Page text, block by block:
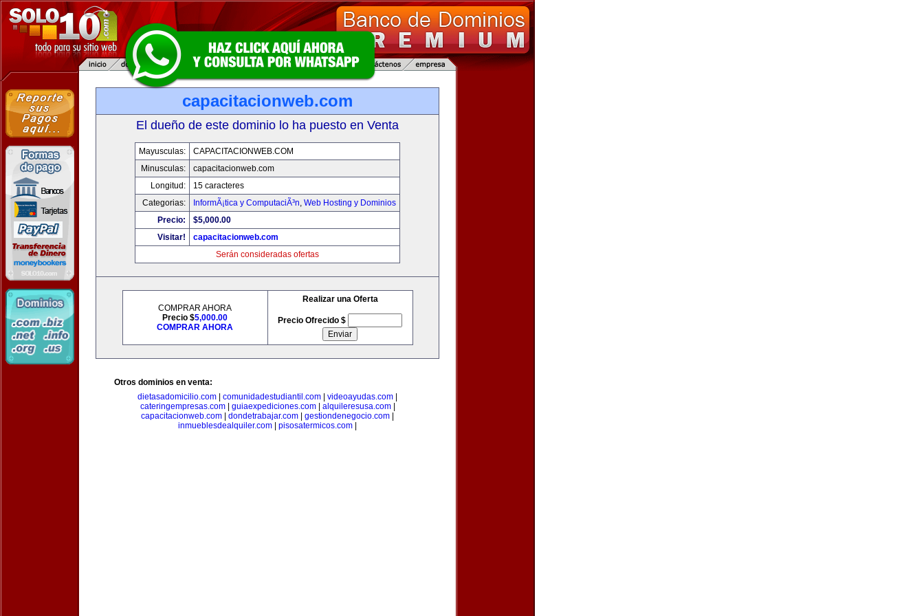
capacitacionweb.com
El dueño de este dominio lo ha puesto en Venta
Mayusculas:
CAPACITACIONWEB.COM
Minusculas:
capacitacionweb.com
Longitud:
15 caracteres
Categorias:
InformÃ¡tica y ComputaciÃ³n, Web Hosting y Dominios
Precio:
$5,000.00
Visitar!
capacitacionweb.com
Serán consideradas ofertas
COMPRAR AHORA
Precio $5,000.00
COMPRAR AHORA
Realizar una Oferta
Precio Ofrecido $
Otros dominios en venta:
dietasadomicilio.com
comunidadestudiantil.com videoayudas.com
cateringempresas.com| guiaexpediciones.com| alquileresusa.com|
capacitacionweb.com
dondetrabajar.com gestiondenegocio.com
inmueblesdealquiler.com
pisosatermicos.com